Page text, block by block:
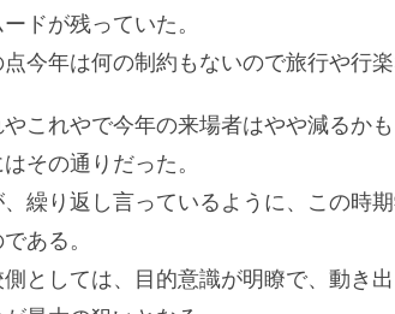
ドが残っていた。
今年は何の制約もないので旅行や行楽
これやで今年の来場者はやや減るか
その通りだった。
繰り返し言っているように、この時
ある。
としては、目的意識が明瞭で、動き